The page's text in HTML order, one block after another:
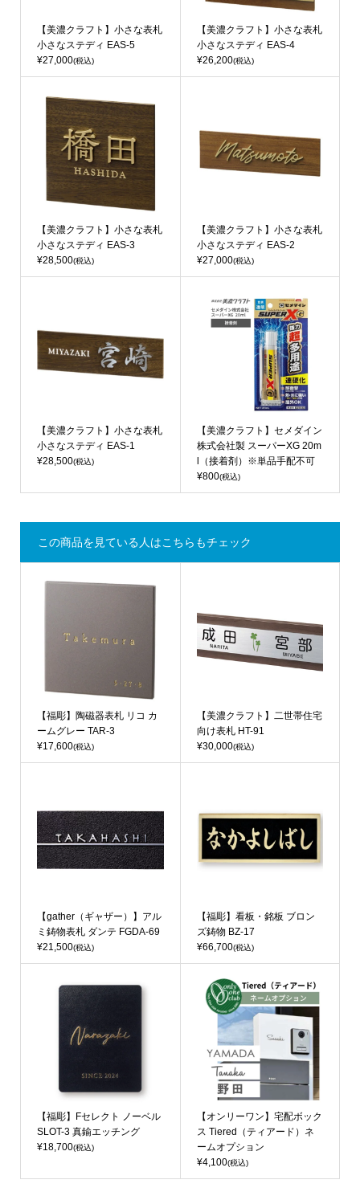
【美濃クラフト】小さな表札
小さなステディ EAS-5
¥27,000(税込)
【美濃クラフト】小さな表札
小さなステディ EAS-4
¥26,200(税込)
【美濃クラフト】小さな表札
小さなステディ EAS-3
¥28,500(税込)
【美濃クラフト】小さな表札
小さなステディ EAS-2
¥27,000(税込)
【美濃クラフト】小さな表札
小さなステディ EAS-1
¥28,500(税込)
【美濃クラフト】セメダイン
株式会社製 スーパーXG 20m
l（接着剤）※単品手配不可
¥800(税込)
この商品を見ている人はこちらもチェック
【福彫】陶磁器表札 リコ カ
ームグレー TAR-3
¥17,600(税込)
【美濃クラフト】二世帯住宅
向け表札 HT-91
¥30,000(税込)
【gather（ギャザー）】アル
ミ鋳物表札 ダンテ FGDA-69
¥21,500(税込)
【福彫】看板・銘板 ブロン
ズ鋳物 BZ-17
¥66,700(税込)
【福彫】Fセレクト ノーベル
SLOT-3 真鍮エッチング
¥18,700(税込)
【オンリーワン】宅配ボック
ス Tiered（ティアード）ネ
ームオプション
¥4,100(税込)